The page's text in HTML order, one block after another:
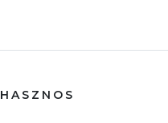
HASZNOS